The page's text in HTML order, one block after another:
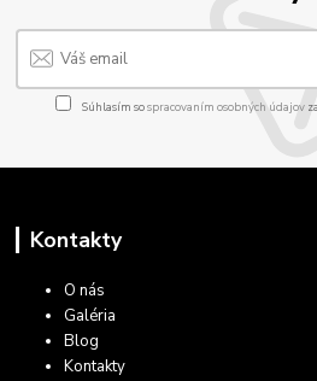
Súhlasím sospracovaním osobných údajov
Kontakty
O nás
Galéria
Blog
Kontakty